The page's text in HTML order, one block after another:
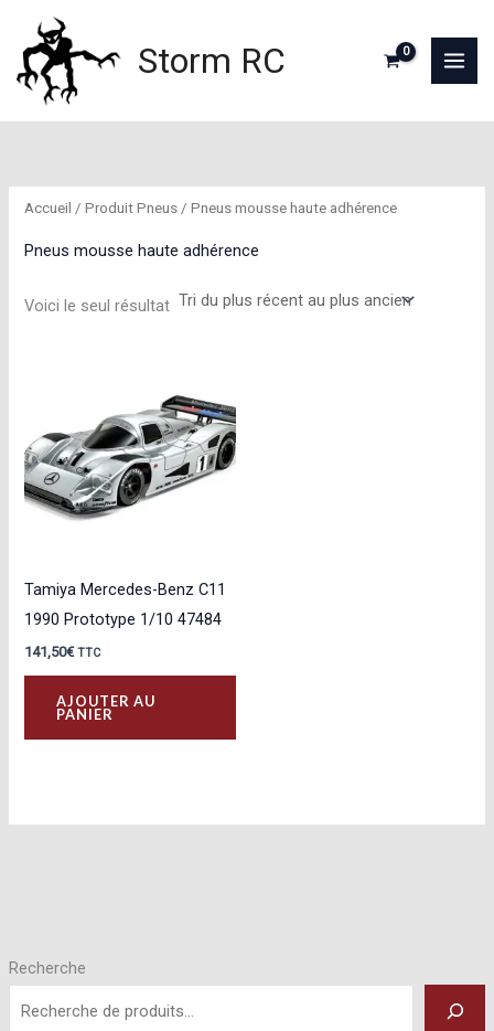
contenu
Storm RC
Recherche
Accueil / Produit Pneus / Pneus mousse haute adhérence
Pneus mousse haute adhérence
Voici le seul résultat
Tamiya Mercedes-Benz C11
1990 Prototype 1/10 47484
141,50€ TTC
AJOUTER AU
PANIER